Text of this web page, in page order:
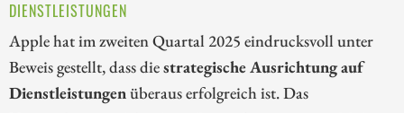
DIENSTLEISTUNGEN
Apple hat im zweiten Quartal 2025 eindrucksvoll unter
Beweis gestellt, dass diestrategische Ausrichtung auf
Dienstleistungenüberaus erfolgreich ist. Das